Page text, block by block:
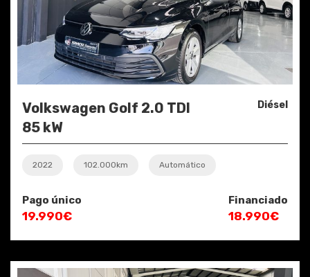
Volkswagen Golf 2.0 TDI
85 kW
Diésel
2022 102.000km Automático
Pago único
19.990€
Financiado
18.990€